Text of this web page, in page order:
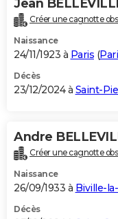
Jean
Créer une cagnotte
Naissance
24/11/1923 à Paris (
Décès
23/12/2024 à Saint-
Andre
Créer une cagnotte
Naissance
26/09/1933 à Biville-
Décès